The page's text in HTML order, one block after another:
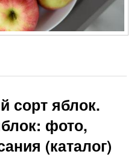
сорт яблок.
фото,
(каталог)